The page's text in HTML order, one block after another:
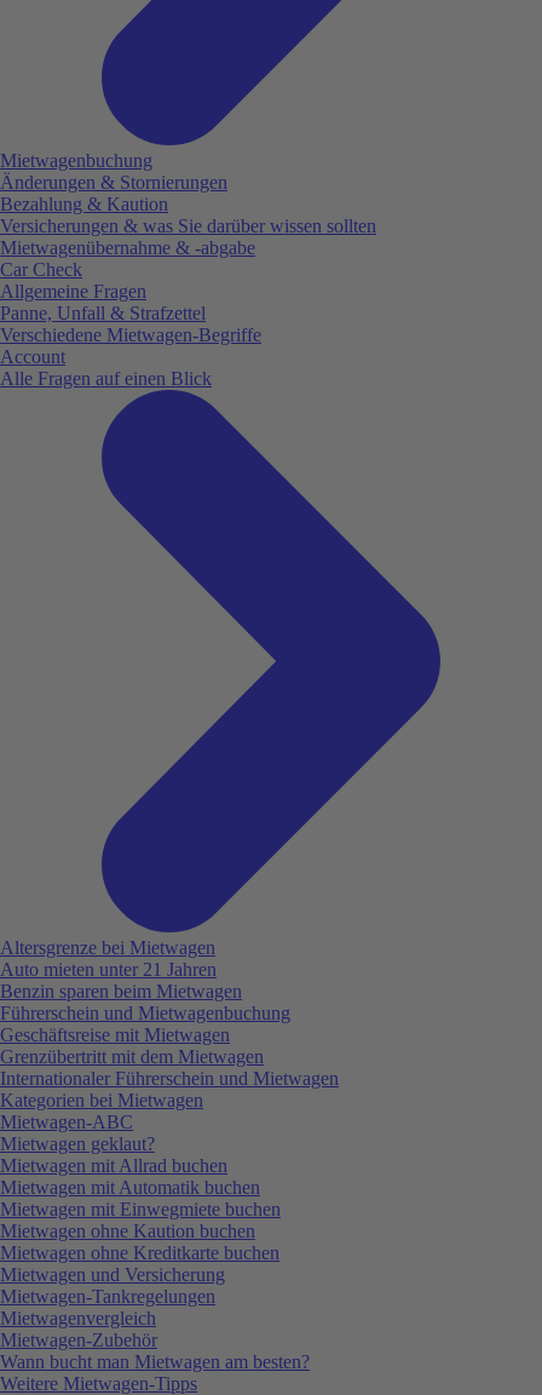
Mietwagenbuchung
Änderungen & Stornierungen
Bezahlung & Kaution
Versicherungen & was Sie darüber wissen sollten
Mietwagenübernahme & -abgabe
Car Check
Allgemeine Fragen
Panne, Unfall & Strafzettel
Verschiedene Mietwagen-Begriffe
Account
Alle Fragen auf einen Blick
Altersgrenze bei Mietwagen
Auto mieten unter 21 Jahren
Benzin sparen beim Mietwagen
Führerschein und Mietwagenbuchung
Geschäftsreise mit Mietwagen
Grenzübertritt mit dem Mietwagen
Internationaler Führerschein und Mietwagen
Kategorien bei Mietwagen
Mietwagen-ABC
Mietwagen geklaut?
Mietwagen mit Allrad buchen
Mietwagen mit Automatik buchen
Mietwagen mit Einwegmiete buchen
Mietwagen ohne Kaution buchen
Mietwagen ohne Kreditkarte buchen
Mietwagen und Versicherung
Mietwagen-Tankregelungen
Mietwagenvergleich
Mietwagen-Zubehör
Wann bucht man Mietwagen am besten?
Weitere Mietwagen-Tipps